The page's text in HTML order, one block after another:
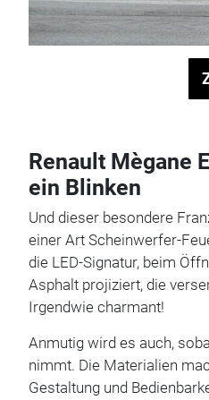
Renault Mègane
ein Blinken
Und dieser besondere
einer Art Scheinwerfer-
die LED-Signatur, beim
Asphalt projiziert, die
Irgendwie charmant!
Anmutig wird es auch,
nimmt. Die Materialien
Gestaltung und